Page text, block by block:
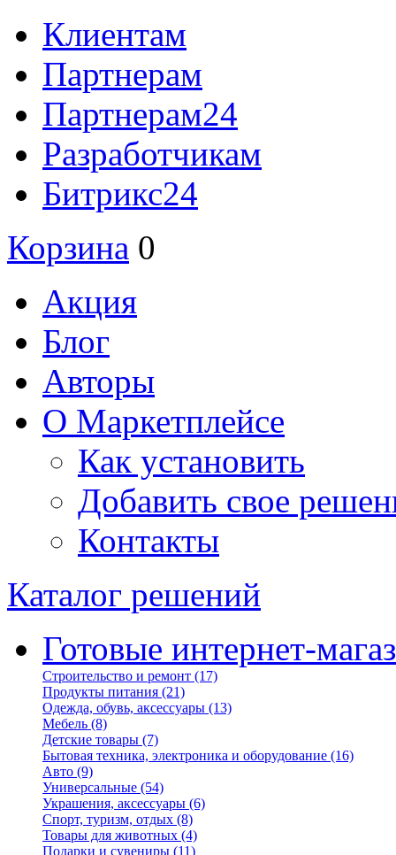
Клиентам
Партнерам
Партнерам24
Разработчикам
Битрикс24
Корзина 0
Акция
Блог
Авторы
О Маркетплейсе
Как установить
Добавить свое
Контакты
Каталог решений
Готовые интернет-
Строительство и ремонт (17)
Продукты питания (21)
Одежда, обувь, аксессуары (13)
Мебель (8)
Детские товары (7)
Бытовая техника, электроника и оборудование (16)
Авто (9)
Универсальные (54)
Украшения, аксессуары (6)
Спорт, туризм, отдых (8)
Товары для животных (4)
Подарки и сувениры (11)